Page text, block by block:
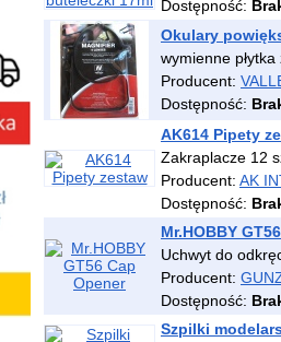
Dostępność:
Okulary
wymienne
Producent:
Dostępność:
AK614 Pipety
Zakraplacze 12
Producent: AK
Dostępność:
Mr.HOBBY
Uchwyt do
Producent:
Dostępność:
Szpilki